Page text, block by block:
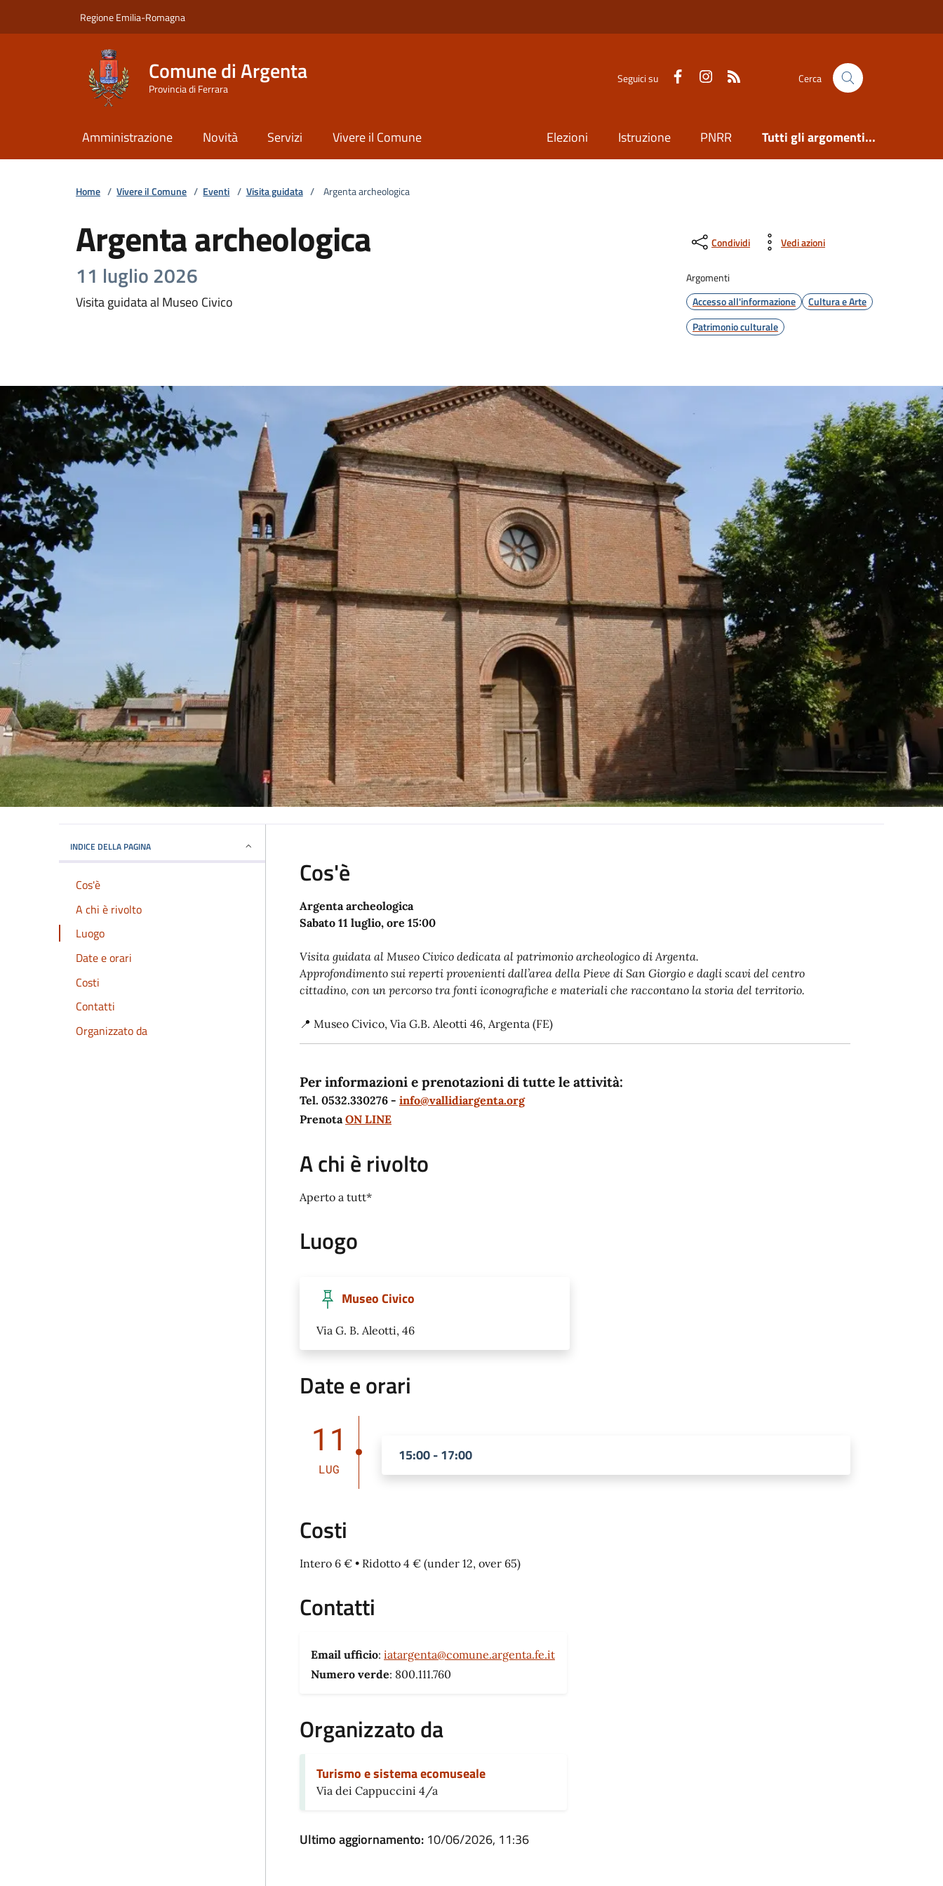
Regione Emilia-Romagna
Comune di Argenta
Provincia di Ferrara
Seguici su FacebookInstagram Cerca
Amministrazione Novità Servizi Vivere il Comune Elezioni Istruzione PNRR Tutti gli argomenti...
Home / Vivere il Comune / Eventi / Visita guidata / Argenta archeologica
Argenta archeologica
11 luglio 2026
Visita guidata al Museo Civico
Condividi Vedi azioni
Argomenti
Accesso all'informazione
Cultura e Arte
Patrimonio culturale
INDICE DELLA PAGINA
Cos'è
A chi è rivolto
Luogo
Date e orari
Costi
Contatti
Organizzato da
Cos'è
Argenta archeologica
Sabato 11 luglio, ore 15:00
Visita guidata al Museo Civico dedicata al patrimonio archeologico di Argenta.
Approfondimento sui reperti provenienti dall’area della Pieve di San Giorgio e dagli scavi del centro
cittadino, con un percorso tra fonti iconografiche e materiali che raccontano la storia del territorio.
📍 Museo Civico, Via G.B. Aleotti 46, Argenta (FE)
Per informazioni e prenotazioni di tutte le attività:
Tel. 0532.330276 - info@vallidiargenta.org
PrenotaON LINE
A chi è rivolto
Aperto a tutt*
Luogo
Museo Civico
Via G. B. Aleotti, 46
Date e orari
11
LUG
15:00 - 17:00
Costi
Intero 6 € • Ridotto 4 € (under 12, over 65)
Contatti
Email ufficio: iatargenta@comune.argenta.fe.it
Numero verde: 800.111.760
Organizzato da
Turismo e sistema ecomuseale
Via dei Cappuccini 4/a
Ultimo aggiornamento: 10/06/2026, 11:36